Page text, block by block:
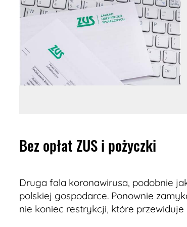
Bez opłat ZUS i pożyczki
Druga fala koronawirusa, podobnie
polskiej gospodarce. Ponownie
nie koniec restrykcji, które przewiduje